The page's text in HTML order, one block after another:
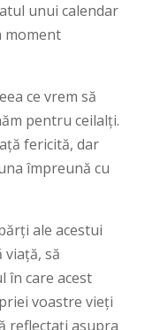
unui calendar
moment
ce vrem să
pentru ceilalți.
fericită, dar
împreună cu
ale acestui
să
în care acest
voastre vieți
reflectați asupra